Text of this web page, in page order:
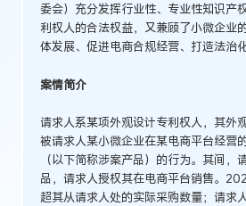
委会）充分发挥行业性、专业性知识产
利权人的合法权益，又兼顾了小微企业
体发展、促进电商合规经营、打造法治
案情简介
请求人系某项外观设计专利权人，其外
被请求人某小微企业在某电商平台经营
（以下简称涉案产品）的行为。其间
品，请求人授权其在电商平台销售。
超其从请求人处的实际采购数量；请求